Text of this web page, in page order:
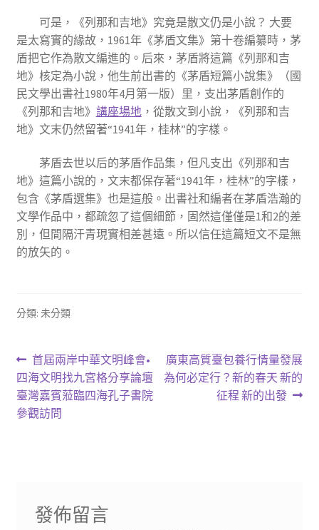
可是，《列那和吉地》究竟是散文仍是小說？ 大要
是太寫實的緣故，1961年《茅盾文集》第十卷編纂時，茅
盾把它作為散文編進的。后來，茅盾將這篇《列那和吉
地》核定為小說，他生前出書的《茅盾短篇小說集》（國
民文學出書社1980年4月第一版）里，支出茅盾創作的
《列那和吉地》 講座場地，從散文到小說，《列那和吉
地》文末仍然留著“1941年，桂林”的字樣。
茅盾去世以后的茅盾作品集，但凡支出《列那和吉
地》這篇小說的，文末都保存著“1941年，桂林”的字樣，
包含《茅盾選集》也是這般。出書社和編者在茅盾浩瀚的
文學作品中，都疏忽了這個細節，固然這僅僅是1和2的差
別，但間隔汗青現實相差甚遠。所以信任這篇短文不是無
的放矢的。
分類: 未分類
文
章
導
上
一
篇
文
首屆兩岸中華文明峰會•
四海文明找九宮格分享論壇
臺灣嘉賓蒞臨四海孔子書院
參觀訪問
下
一
廣東高質臺包養行情量發展
為何必定行？新的春天 新的
征程 新的出發
發佈留言